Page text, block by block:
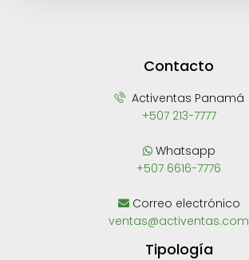
Contacto
Activentas Panamá
+507 213-7777
Whatsapp
+507 6616-7776
Correo electrónico
ventas@activentas.com
Tipología